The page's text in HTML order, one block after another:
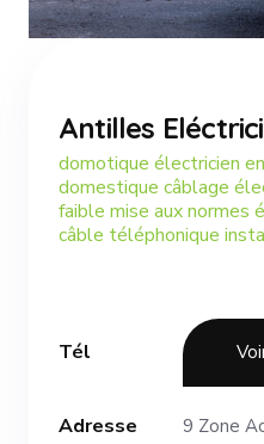
Antilles
domotique électricien
domestique câblage
faible mise aux normes
câble téléphonique
Tél
Adresse 9 Zone